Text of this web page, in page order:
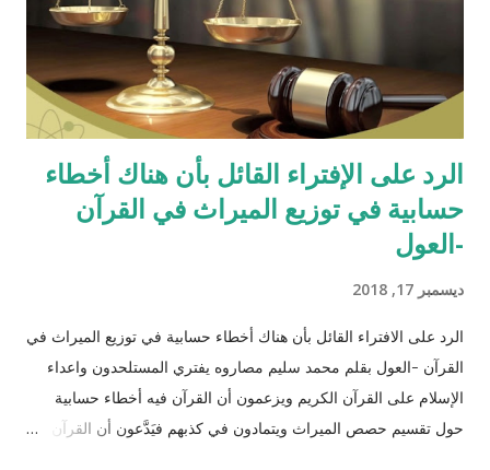
الرد على الإفتراء القائل بأن هناك أخطاء
حسابية في توزيع الميراث في القرآن
-العول
ديسمبر 17, 2018
الرد على الافتراء القائل بأن هناك أخطاء حسابية في توزيع الميراث في
القرآن -العول بقلم محمد سليم مصاروه يفتري المستلحدون واعداء
الإسلام على القرآن الكريم ويزعمون أن القرآن فيه أخطاء حسابية
حول تقسيم حصص الميراث ويتمادون في كذبهم فيَدَّعون أن القرآن من